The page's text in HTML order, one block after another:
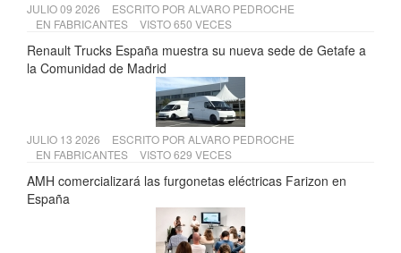
JULIO 09 2026 ESCRITO POR ALVARO PEDROCHE
EN FABRICANTES VISTO 650 VECES
Renault Trucks España muestra su nueva sede de Getafe a
la Comunidad de Madrid
JULIO 13 2026 ESCRITO POR ALVARO PEDROCHE
EN FABRICANTES VISTO 629 VECES
AMH comercializará las furgonetas eléctricas Farizon en
España